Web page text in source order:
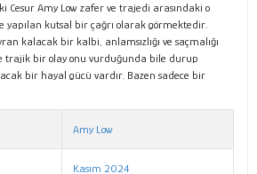
Cesur Amy Low zafer ve trajedi arasındaki o
yapılan kutsal bir çağrı olarak görmektedir.
kalacak bir kalbi, anlamsızlığı ve saçmalığı
trajik bir olay onu vurduğunda bile durup
bir hayal gücü vardır. Bazen sadece bir
Amy Low
Kasım 2024